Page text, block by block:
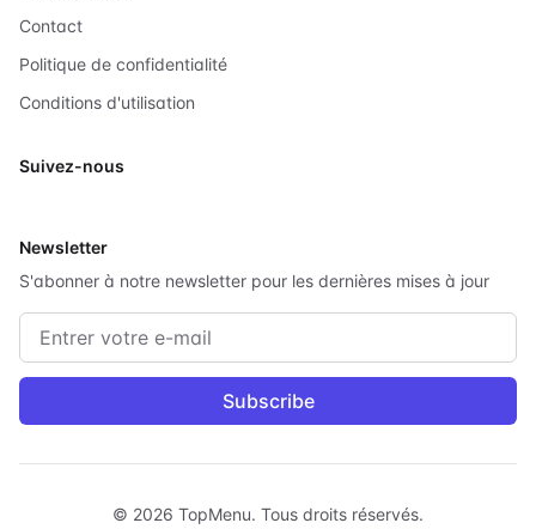
Contact
Politique de confidentialité
Conditions d'utilisation
Suivez-nous
Newsletter
S'abonner à notre newsletter pour les dernières mises à jour
Adresse e-mail
Subscribe
© 2026 TopMenu. Tous droits réservés.